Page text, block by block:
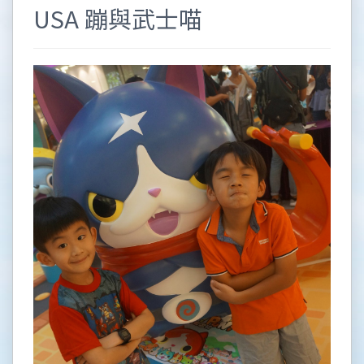
USA 蹦與武士喵